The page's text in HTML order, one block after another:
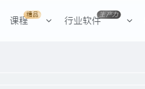
课程
精品
行业软件
生产力